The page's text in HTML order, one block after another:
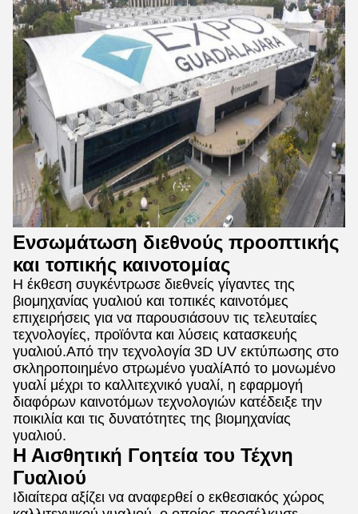
Ενσωμάτωση διεθνούς προοπτικής
και τοπικής καινοτομίας
Η έκθεση συγκέντρωσε διεθνείς γίγαντες της
βιομηχανίας γυαλιού και τοπικές καινοτόμες
επιχειρήσεις για να παρουσιάσουν τις τελευταίες
τεχνολογίες, προϊόντα και λύσεις κατασκευής
γυαλιού.Από την τεχνολογία 3D UV εκτύπωσης στο
σκληροποιημένο στρωμένο γυαλίΑπό το μονωμένο
γυαλί μέχρι το καλλιτεχνικό γυαλί, η εφαρμογή
διαφόρων καινοτόμων τεχνολογιών κατέδειξε την
ποικιλία και τις δυνατότητες της βιομηχανίας
γυαλιού.
Η Αισθητική Γοητεία του Τέχνη
Γυαλιού
Ιδιαίτερα αξίζει να αναφερθεί ο εκθεσιακός χώρος